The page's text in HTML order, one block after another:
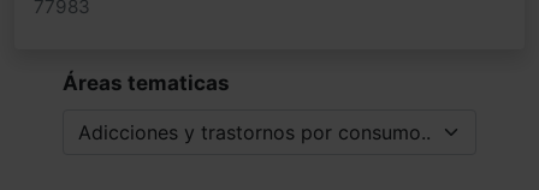
77983
Áreas tematicas